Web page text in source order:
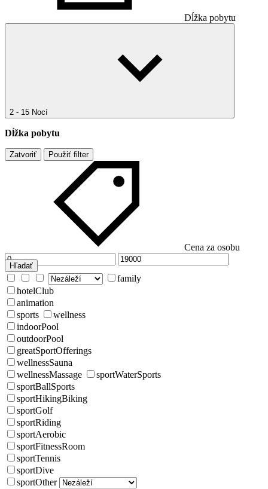
Dĺžka pobytu
2 - 15 Nocí
Dĺžka pobytu
Zatvoriť Použiť filter
Cena za osobu
Hľadať
family
hotelClub
animation
sports
wellness
indoorPool
outdoorPool
greatSportOfferings
wellnessSauna
wellnessMassage
sportWaterSports
sportBallSports
sportHikingBiking
sportGolf
sportRiding
sportAerobic
sportFitnessRoom
sportTennis
sportDive
sportOther